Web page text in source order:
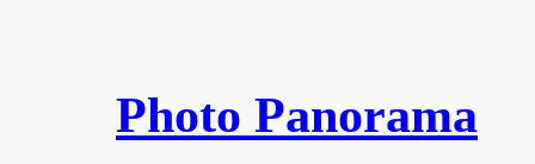
Photo Panorama